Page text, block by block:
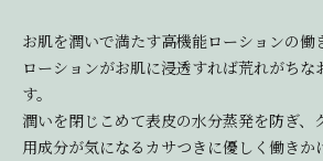
お肌を潤いで満たす高機能ローションの働
ローションがお肌に浸透すれば荒れがちな
す。
潤いを閉じこめて表皮の水分蒸発を防ぎ、
用成分が気になるカサつきに優しく働きか